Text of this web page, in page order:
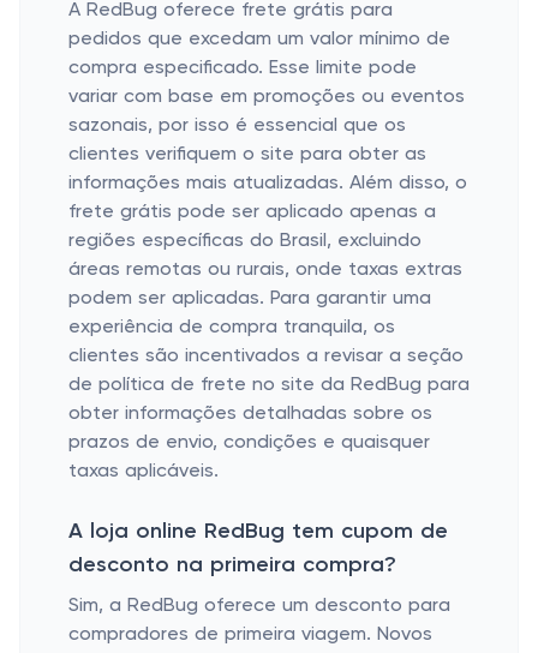
A RedBug oferece frete grátis para
pedidos que excedam um valor mínimo de
compra especificado. Esse limite pode
variar com base em promoções ou eventos
sazonais, por isso é essencial que os
clientes verifiquem o site para obter as
informações mais atualizadas. Além disso, o
frete grátis pode ser aplicado apenas a
regiões específicas do Brasil, excluindo
áreas remotas ou rurais, onde taxas extras
podem ser aplicadas. Para garantir uma
experiência de compra tranquila, os
clientes são incentivados a revisar a seção
de política de frete no site da RedBug para
obter informações detalhadas sobre os
prazos de envio, condições e quaisquer
taxas aplicáveis.
A loja online RedBug tem cupom de
desconto na primeira compra?
Sim, a RedBug oferece um desconto para
compradores de primeira viagem. Novos